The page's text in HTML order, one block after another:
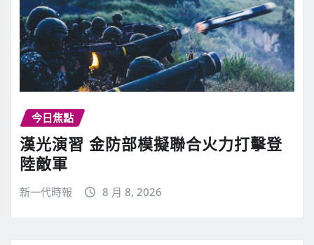
今日焦點
漢光演習 金防部模擬聯合火力打擊登
陸敵軍
新一代時報 8 月 8, 2026